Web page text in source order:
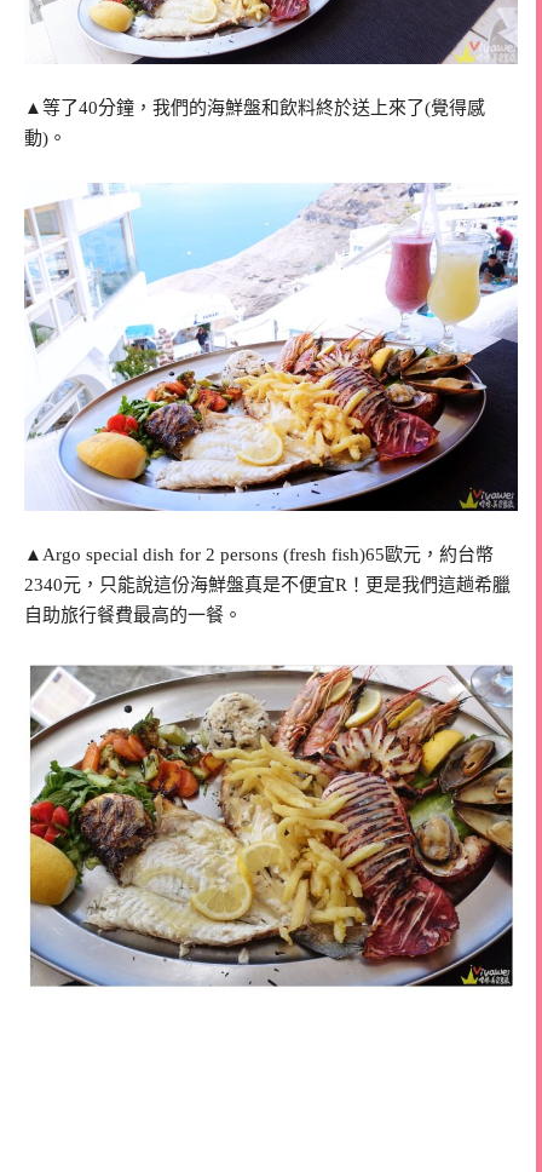
▲等了40分鐘，我們的海鮮盤和飲料終於送上來了(覺得感
動)。
▲Argo special dish for 2 persons (fresh fish)65歐元，約台幣
2340元，只能說這份海鮮盤真是不便宜R！更是我們這趟希臘
自助旅行餐費最高的一餐。